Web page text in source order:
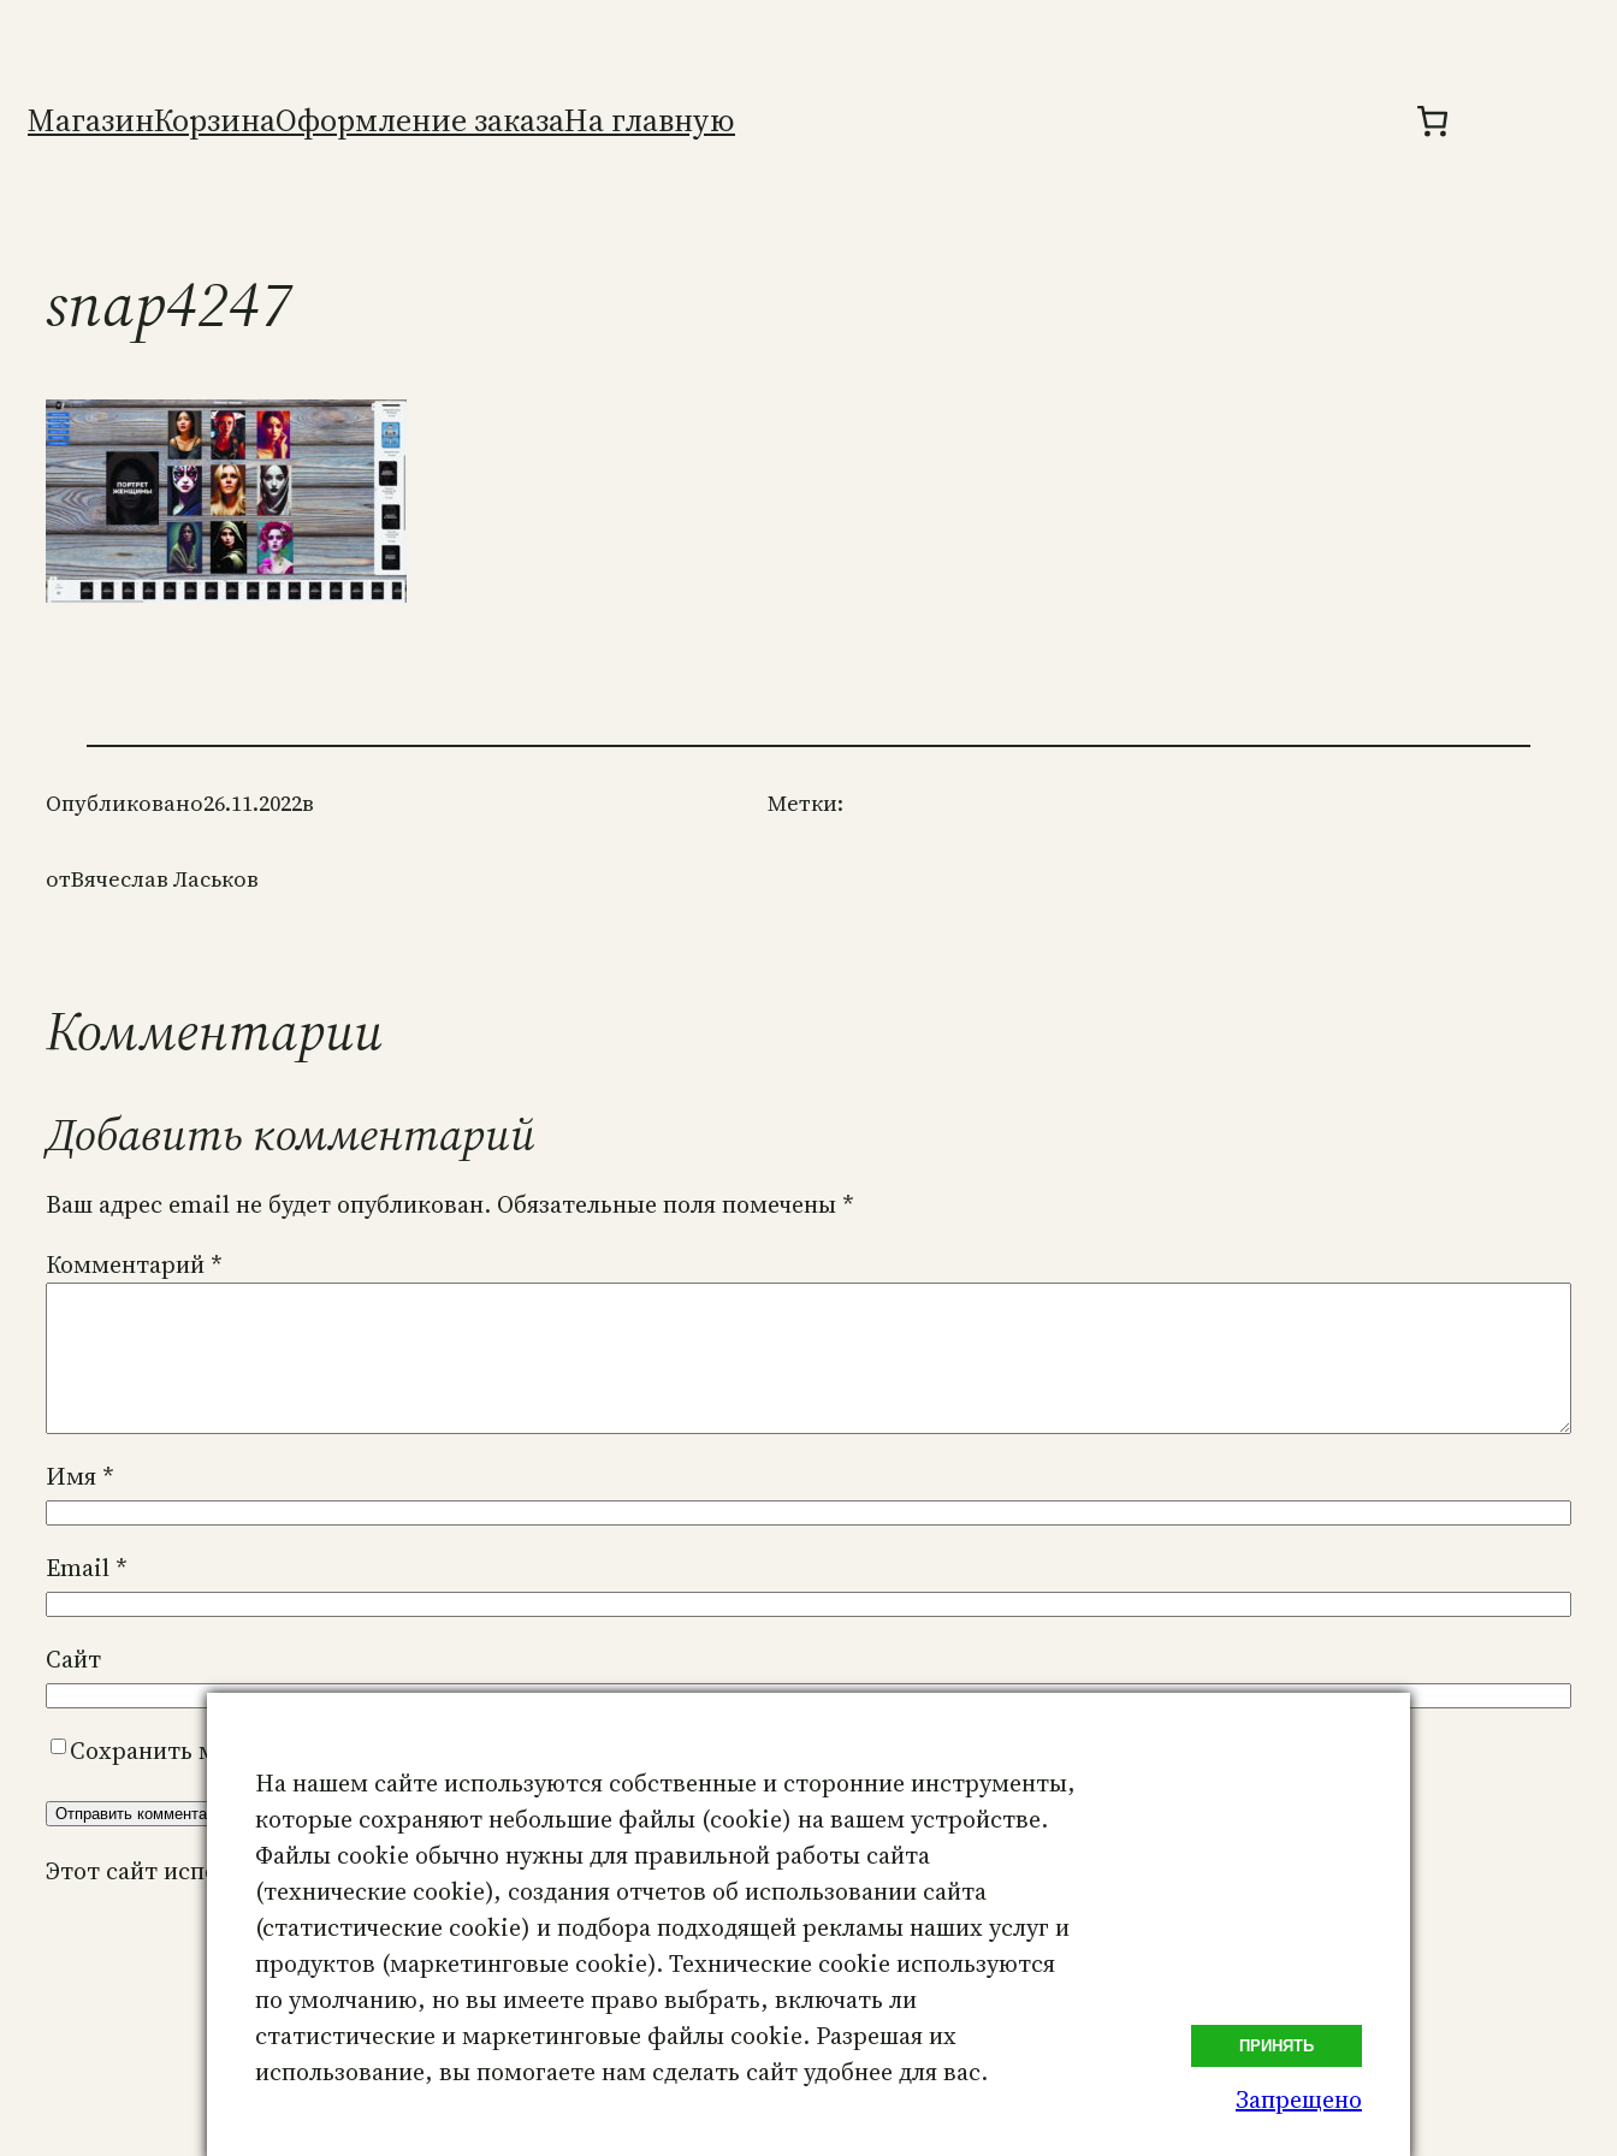
МагазинКорзинаОформление заказаНа главную
snap4247
Опубликовано26.11.2022в
отВячеслав Ласьков
Метки:
Комментарии
Добавить комментарий
Ваш адрес email не будет опубликован. Обязательные поля помечены *
Комментарий *
Имя *
Email *
Сайт
Сохранить моё имя, email и адрес сайта в этом браузере для последующих моих комментариев.
Этот сайт использует Akismet для борьбы со спамом.Узнайте, как обрабатываются ваши данные комментариев
Метафорические карты онлайн – психологический инструмент
На нашем сайте используются собственные и сторонние инструменты,
которые сохраняют небольшие файлы (cookie) на вашем устройстве.
Файлы cookie обычно нужны для правильной работы сайта
(технические cookie), создания отчетов об использовании сайта
(статистические cookie) и подбора подходящей рекламы наших услуг и
продуктов (маркетинговые cookie). Технические cookie используются
по умолчанию, но вы имеете право выбрать, включать ли
статистические и маркетинговые файлы cookie. Разрешая их
использование, вы помогаете нам сделать сайт удобнее для вас.
ПРИНЯТЬ
Запрещено